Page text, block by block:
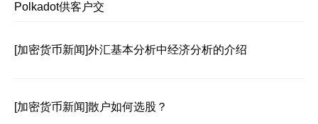
Polkadot供客户交
[加密货币新闻]外汇基本分析中经济分析的介绍
[加密货币新闻]散户如何选股？